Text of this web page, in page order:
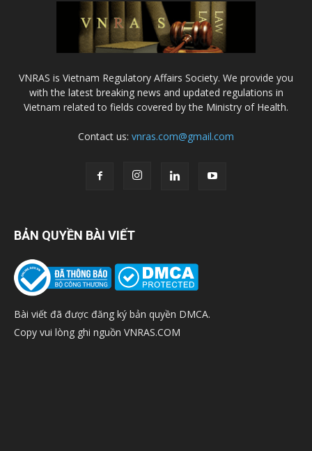
VNRAS is Vietnam Regulatory Affairs Society. We provide you
with the latest breaking news and updated regulations in
Vietnam related to fields covered by the Ministry of Health.
Contact us: vnras.com@gmail.com
BẢN QUYỀN BÀI VIẾT
Bài viết đã được đăng ký bản quyền DMCA.
Copy vui lòng ghi nguồn VNRAS.COM